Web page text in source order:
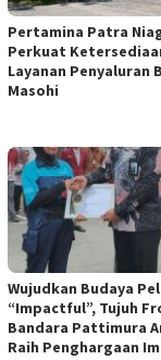
Pertamina Patra
Perkuat
Layanan Penyaluran
Masohi
Wujudkan Budaya
“Impactful”, Tujuh
Bandara Pattimura
Raih Penghargaan